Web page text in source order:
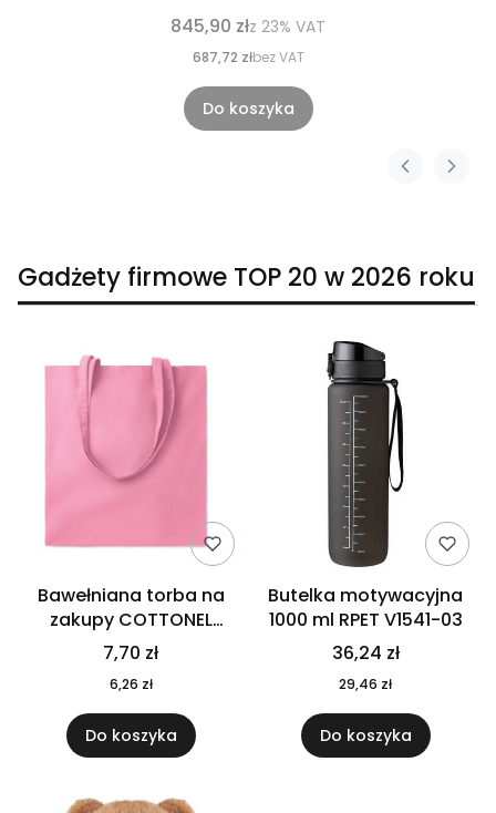
845,90 złz 23% VAT
687,72 złbez VAT
Do koszyka
Gadżety firmowe TOP 20 w 2026 roku
Bawełniana torba na
zakupy COTTONEL
COLOUR++ MO9846-11
7,70 zł
6,26 zł
Do koszyka
Butelka motywacyjna
1000 ml RPET V1541-03
36,24 zł
29,46 zł
Do koszyka